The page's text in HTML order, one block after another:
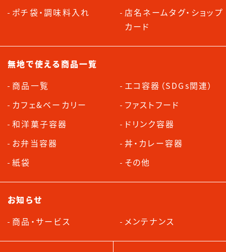
ポチ袋・調味料入れ
店名ネームタグ・ショップ
カード
無地で使える商品一覧
商品一覧
エコ容器（SDGs関連）
カフェ&ベーカリー
ファストフード
和洋菓子容器
ドリンク容器
お弁当容器
丼・カレー容器
紙袋
その他
お知らせ
商品・サービス
メンテナンス